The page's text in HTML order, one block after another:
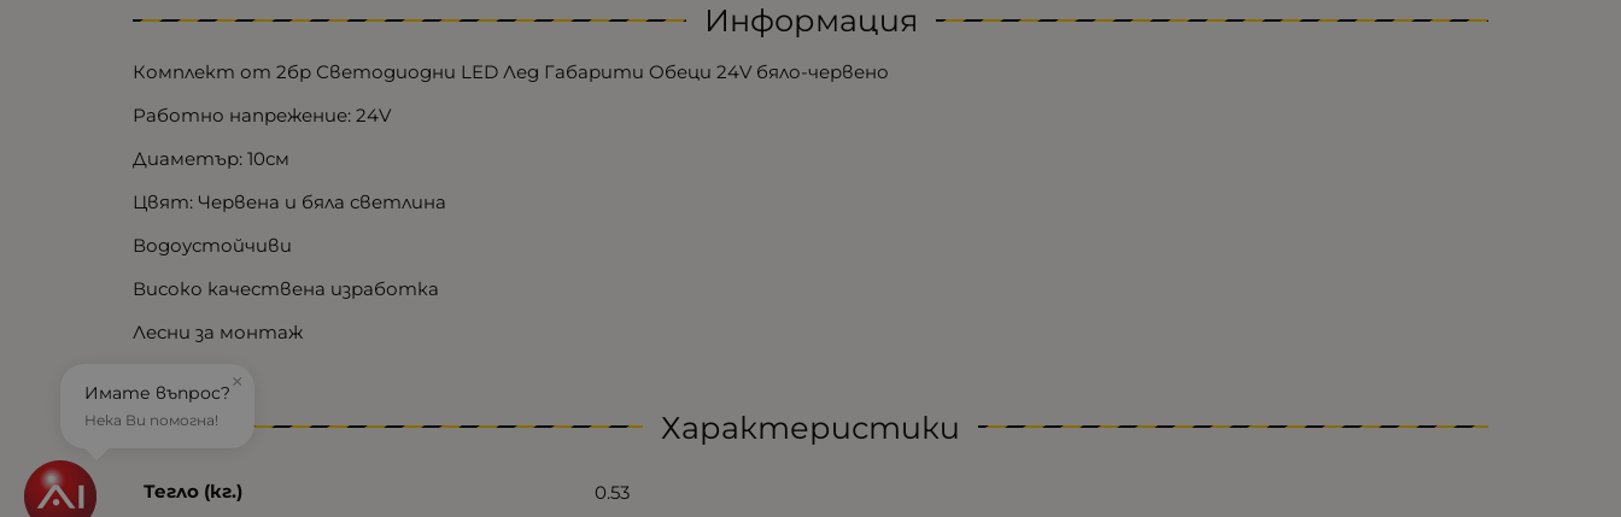
Информация
Комплект от 2бр Светодиодни LED Лед Габарити Обеци 24V бяло-червено
Работно напрежение: 24V
Диаметър: 10см
Цвят: Червена и бяла светлина
Водоустойчиви
Високо качествена изработка
Лесни за монтаж
Характеристики
Тегло (кг.) 0.53
×
Имате въпрос?
Нека Ви помогна!